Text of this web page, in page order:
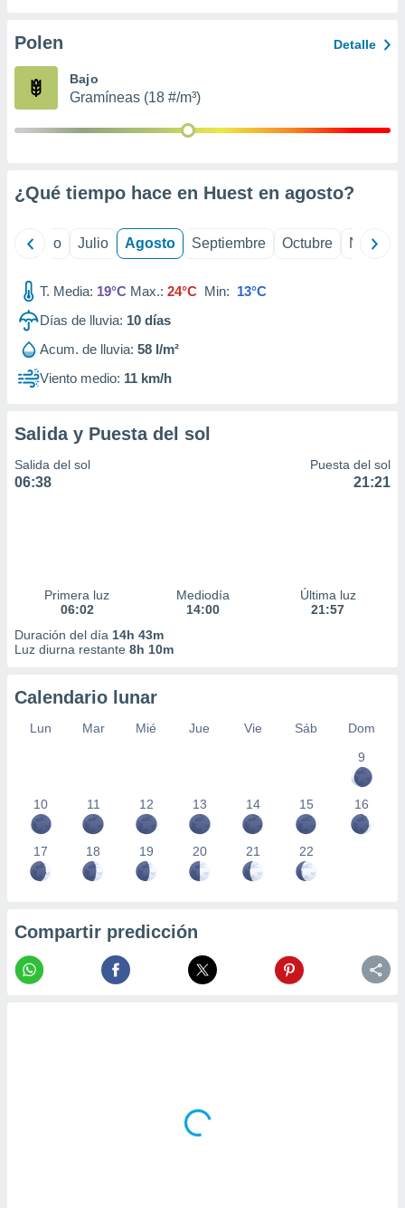
e
mediante
de
Polen Detalle
Bajo
Gramíneas (18 #/m³)
¿Qué tiempo hace en Huest en agosto?
Junio Julio Agosto Septiembre Octubre
T. Media: 19°C Max.: 24°C Min: 13°C
Días de lluvia: 10 días
Acum. de lluvia: 58 l/m²
Viento medio: 11 km/h
Salida y Puesta del sol
Salida del sol
06:38
Puesta del sol
21:21
Primera luz
06:02
Mediodía
14:00
Última luz
21:57
Duración del día 14h 43m
Luz diurna restante 8h 10m
Calendario lunar
Lun Mar Mié Jue Vie Sáb
Dom
9
10 11 12 13 14 15 16
17 18 19 20 21 22
Compartir predicción